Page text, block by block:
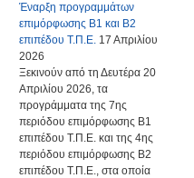
Έναρξη προγραμμάτων
επιμόρφωσης Β1 και Β2
επιπέδου Τ.Π.Ε. 17 Απριλίου
2026
Ξεκινούν από τη Δευτέρα 20
Απριλίου 2026, τα
προγράμματα της 7ης
περιόδου επιμόρφωσης Β1
επιπέδου Τ.Π.Ε. και της 4ης
περιόδου επιμόρφωσης Β2
επιπέδου Τ.Π.Ε., στα οποία